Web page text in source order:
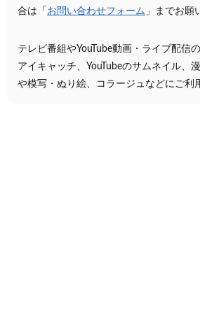
合は「 お問い合わせフォーム 」までお願
テレビ番組やYouTube動画・ライブ配信
アイキャッチ、YouTubeのサムネイル、
や模写・ぬり絵、コラージュなどにご利